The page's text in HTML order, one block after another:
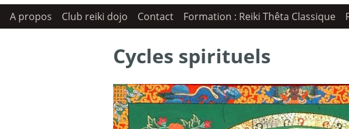
A propos Club reiki dojo Contact Formation : Reiki Thêta Classique
Cycles spirituels